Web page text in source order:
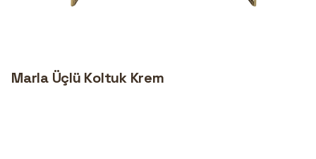
Marla Üçlü Koltuk Krem